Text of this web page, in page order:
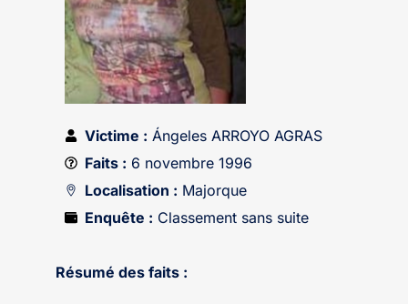
Victime : Ángeles ARROYO AGRAS
Faits : 6 novembre 1996
Localisation : Majorque
Enquête : Classement sans suite
Résumé des faits :